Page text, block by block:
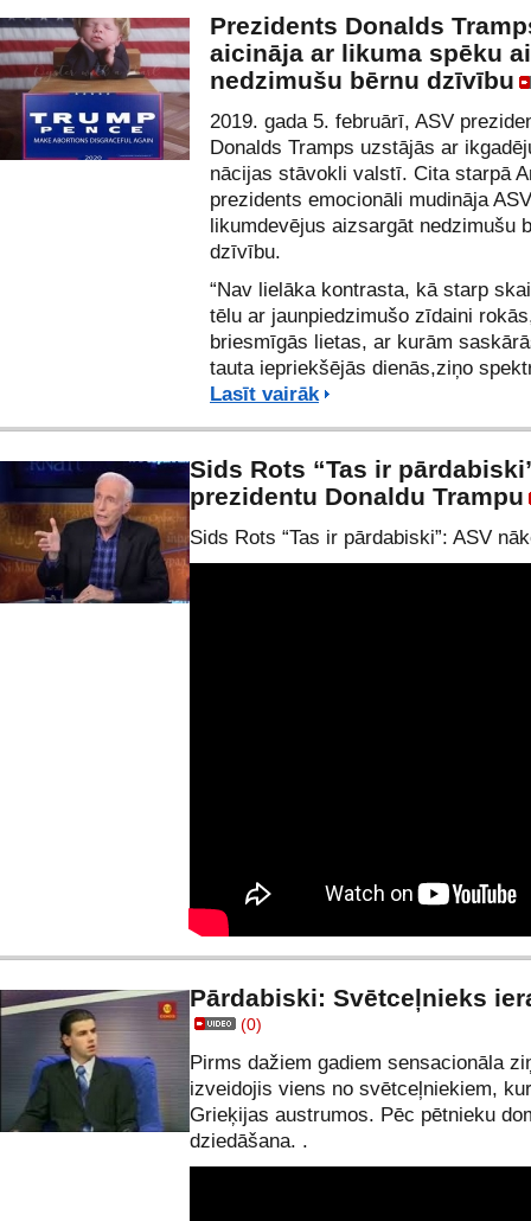
Prezidents Donalds
aicināja ar likuma spēku
nedzimušu bērnu dzīvību
2019. gada 5. februārī, ASV
Donalds Tramps uzstājās ar
nācijas stāvokli valstī. Cita starpā
prezidents emocionāli mudināja ASV
likumdevējus aizsargāt nedzimušu
dzīvību.
“Nav lielāka kontrasta, kā starp
tēlu ar jaunpiedzimušo zīdaini
briesmīgās lietas, ar kurām
tauta iepriekšējās dienās,ziņo
Lasīt vairāk
Sids Rots “Tas ir
prezidentu Donaldu Trampu
Sids Rots “Tas ir pārdabiski”: ASV
Pārdabiski: Svētceļnieks
(0)
Pirms dažiem gadiem sensacionāla
izveidojis viens no svētceļniekiem,
Grieķijas austrumos. Pēc pētnieku
dziedāšana. .